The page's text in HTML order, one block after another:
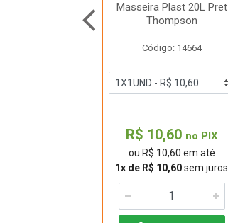
Masseira Plast 20L Pret
Thompson
Código: 14664
R$ 10,60 no PIX
ou R$ 10,60 em até
1x de R$ 10,60sem juros